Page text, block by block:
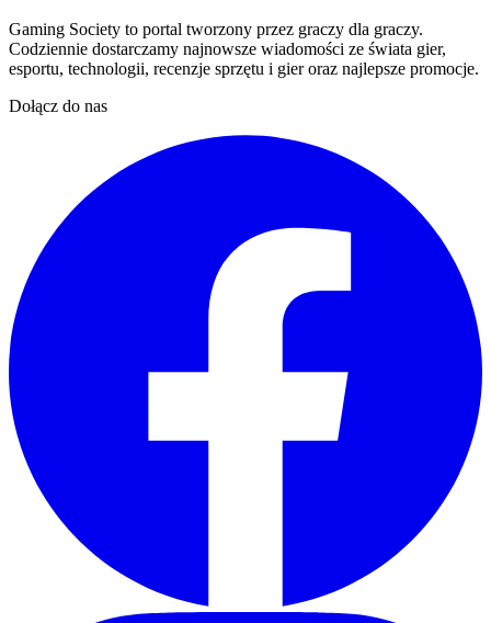
Gaming Society to portal tworzony przez graczy dla graczy.
Codziennie dostarczamy najnowsze wiadomości ze świata gier,
esportu, technologii, recenzje sprzętu i gier oraz najlepsze promocje.
Dołącz do nas